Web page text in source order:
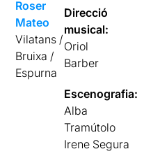
Roser
Mateo
Vilatans /
Bruixa /
Espurna
Direcció
musical:
Oriol
Barber
Escenografia:
Alba
Tramútolo
Irene Segura